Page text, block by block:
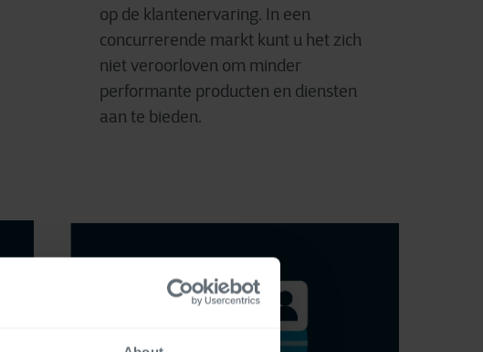
op de klantenervaring. In een
concurrerende markt kunt u het zich
niet veroorloven om minder
performante producten en diensten
aan te bieden.